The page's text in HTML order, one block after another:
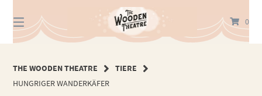
zum
Inhalt
0
THE WOODEN THEATRE
TIERE
HUNGRIGER WANDERKÄFER